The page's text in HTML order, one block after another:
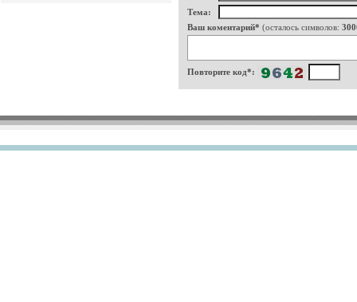
Тема:
Ваш коментарий* (осталось символов:
Повторите код*: